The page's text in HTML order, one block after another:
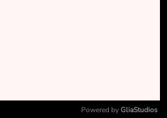
Powered by GliaStudios